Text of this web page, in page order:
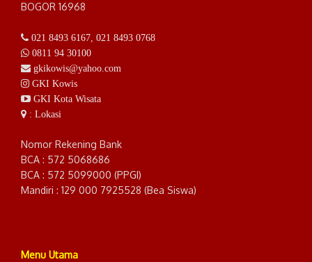
BOGOR 16968
021 8493 6167 021 8493 0768
0811 94 30100
gkikowis@yahoo.com
GKI Kowis
GKI Kota Wisata
: Lokasi
Nomor Rekening Bank
BCA : 572 5068686
BCA : 572 5099000 (PPGI)
Mandiri : 129 000 7925528 (Bea Siswa)
Menu Utama